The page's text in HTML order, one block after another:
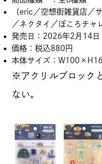
（eric／空想街雑貨店／
／ネクタイ／ぽころチャ
発売日：2026年2月14日
価格：税込880円
本体サイズ：
※アクリルブロック
ない。